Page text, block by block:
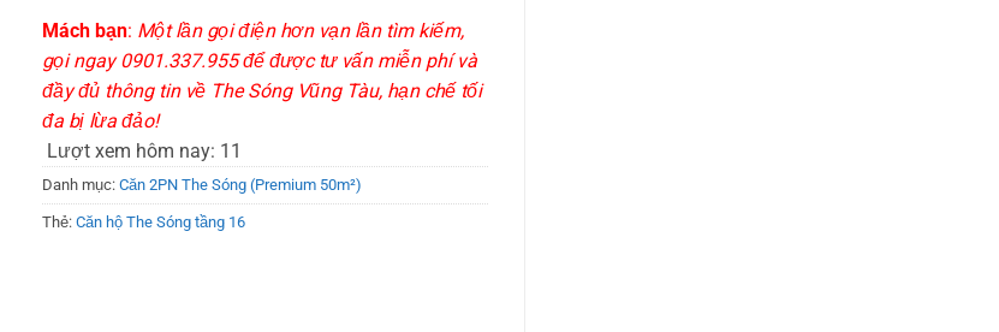
Mách bạn: Một lần gọi điện hơn vạn lần tìm kiếm,
gọi ngay 0901.337.955 để được tư vấn miễn phí và
đầy đủ thông tin về The Sóng Vũng Tàu, hạn chế tối
đa bị lừa đảo!
Lượt xem hôm nay: 11
Danh mục: Căn 2PN The Sóng (Premium 50m²)
Thẻ: Căn hộ The Sóng tầng 16